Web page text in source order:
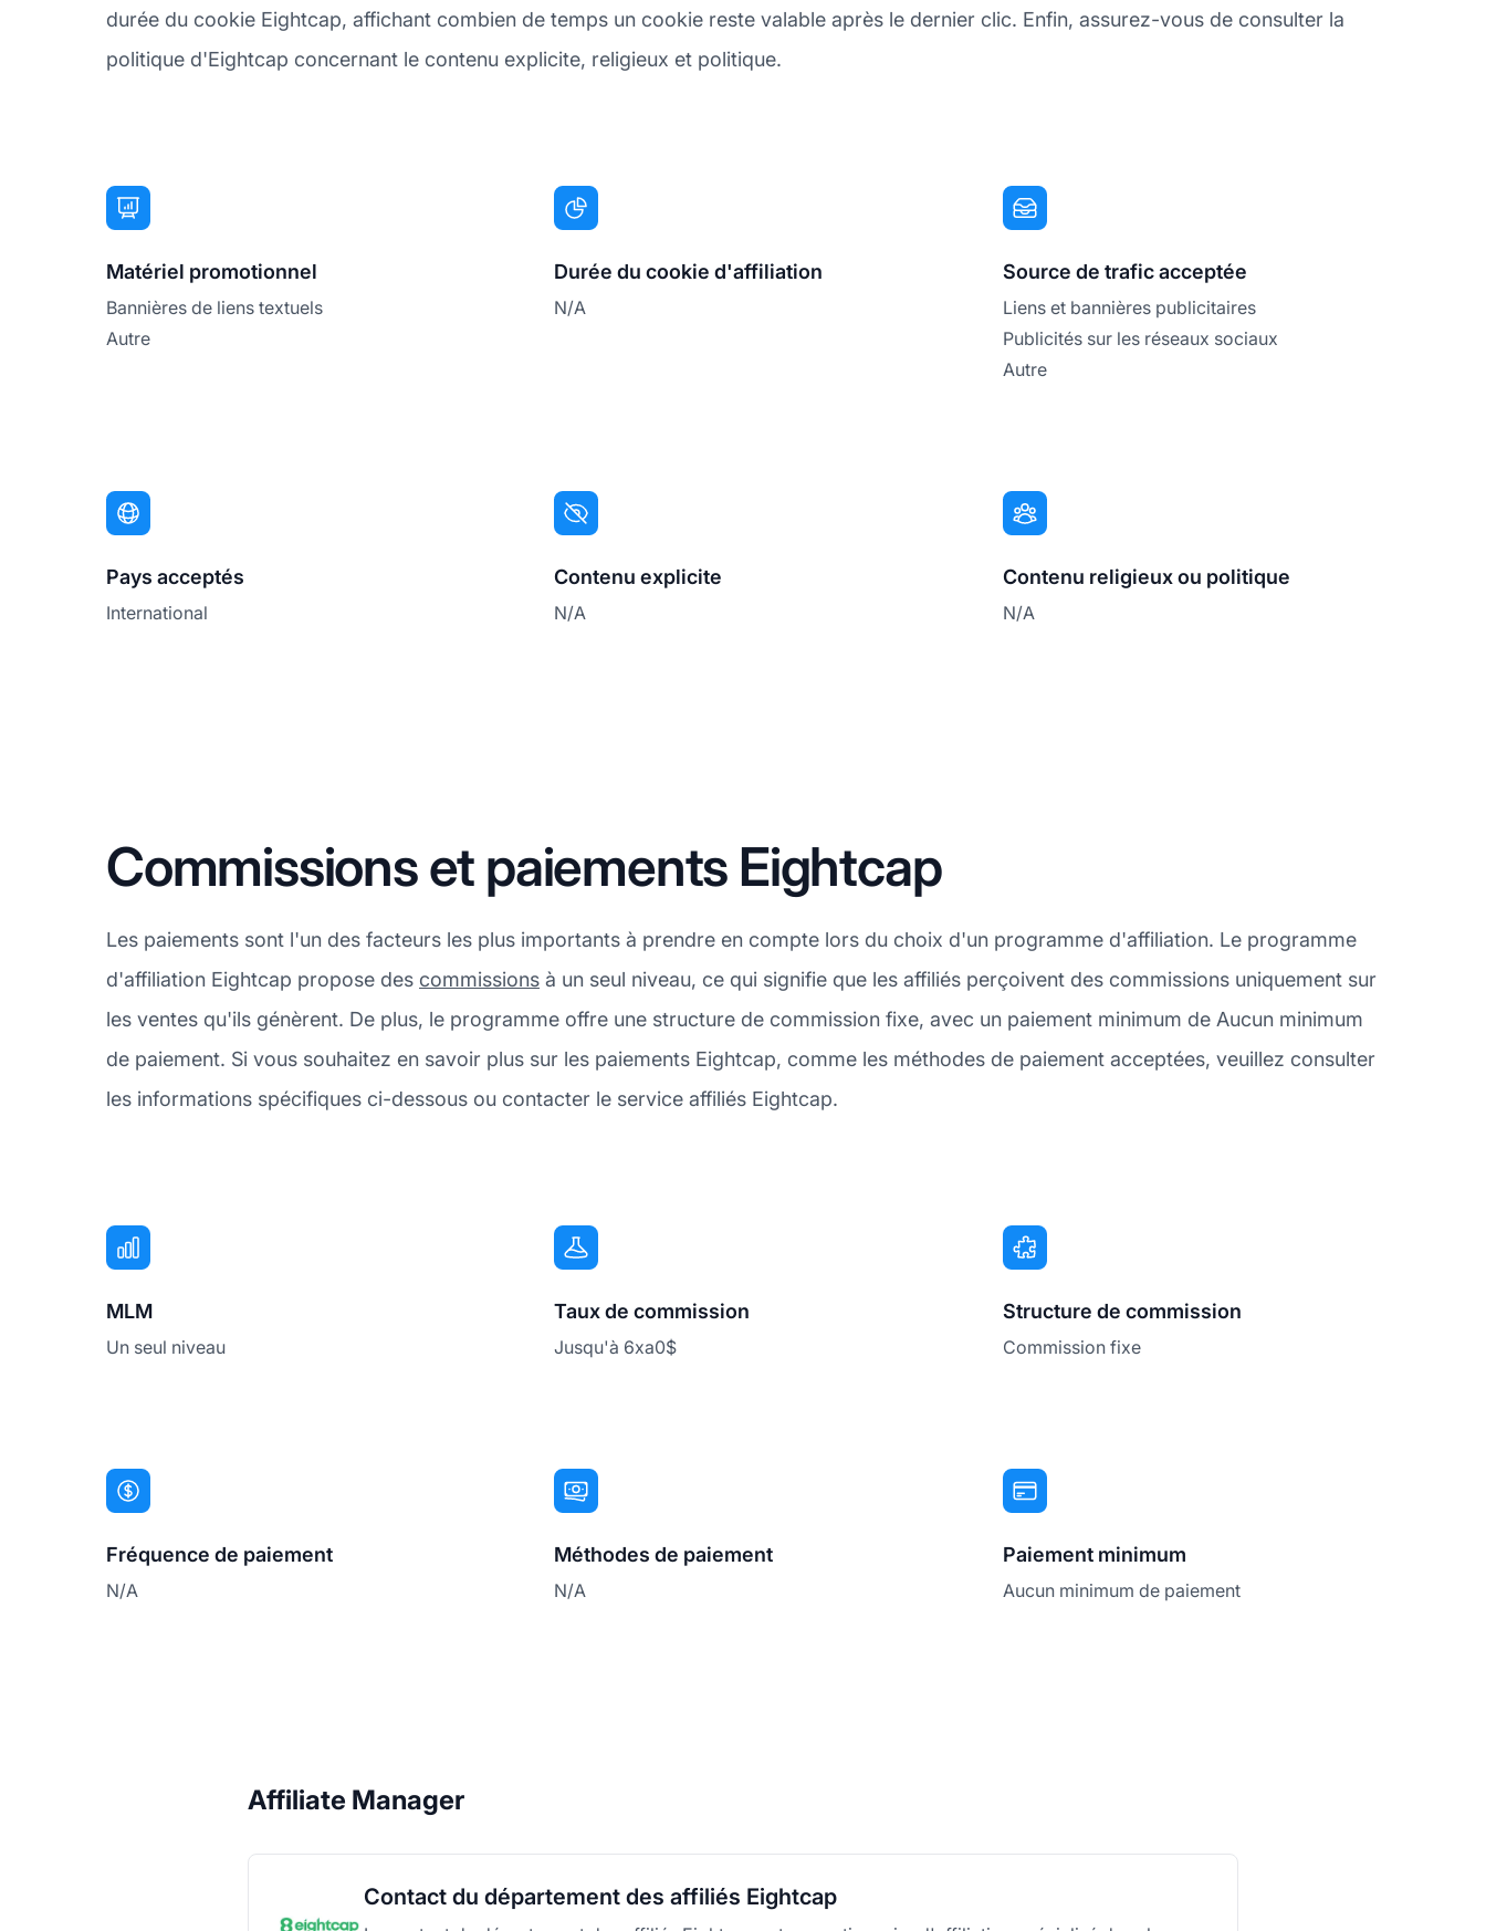
durée du cookie Eightcap, affichant combien de temps un cookie reste valable après le dernier clic. Enfin, assurez-vous de consulter la
politique d'Eightcap concernant le contenu explicite, religieux et politique.
Matériel promotionnel
Bannières de liens textuels
Autre
Durée du cookie d'affiliation
N/A
Source de trafic acceptée
Liens et bannières publicitaires
Publicités sur les réseaux sociaux
Autre
Pays acceptés
International
Contenu explicite
N/A
Contenu religieux ou politique
N/A
Commissions et paiements Eightcap
Les paiements sont l'un des facteurs les plus importants à prendre en compte lors du choix d'un programme d'affiliation. Le programme
d'affiliation Eightcap propose des commissions à un seul niveau, ce qui signifie que les affiliés perçoivent des commissions uniquement sur
les ventes qu'ils génèrent. De plus, le programme offre une structure de commission fixe, avec un paiement minimum de Aucun minimum
de paiement. Si vous souhaitez en savoir plus sur les paiements Eightcap, comme les méthodes de paiement acceptées, veuillez consulter
les informations spécifiques ci-dessous ou contacter le service affiliés Eightcap.
MLM
Un seul niveau
Taux de commission
Jusqu'à 6xa0$
Structure de commission
Commission fixe
Fréquence de paiement
N/A
Méthodes de paiement
N/A
Paiement minimum
Aucun minimum de paiement
Affiliate Manager
Contact du département des affiliés Eightcap